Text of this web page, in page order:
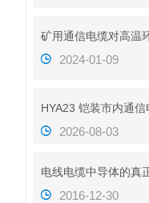
2024-01-09
2026-08-03
电线电缆中导体的真
2016-12-30